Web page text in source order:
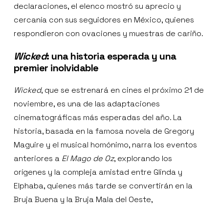
declaraciones, el elenco mostró su aprecio y
cercanía con sus seguidores en México, quienes
respondieron con ovaciones y muestras de cariño.
Wicked: una historia esperada y una
premier inolvidable
Wicked, que se estrenará en cines el próximo 21 de
noviembre, es una de las adaptaciones
cinematográficas más esperadas del año. La
historia, basada en la famosa novela de Gregory
Maguire y el musical homónimo, narra los eventos
anteriores a El Mago de Oz, explorando los
orígenes y la compleja amistad entre Glinda y
Elphaba, quienes más tarde se convertirán en la
Bruja Buena y la Bruja Mala del Oeste,